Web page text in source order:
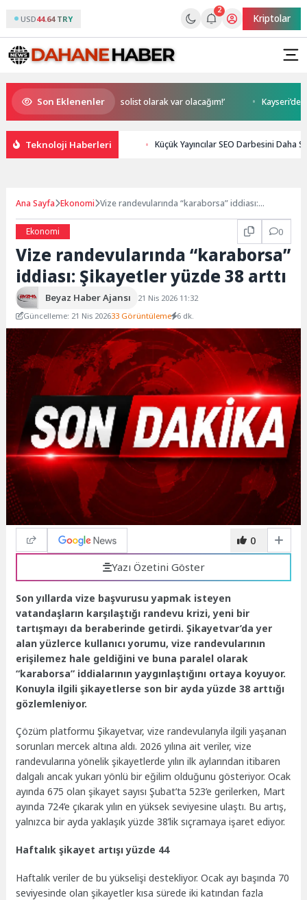
USD44.64 TRY
2
Kriptolar
Son Eklenenler
Magazin’de: ‘Son assolist olarak var olacağım!’ Kayseri’de
Teknoloji Haberleri Küçük Yayıncılar SEO Darbesini
Ana Sayfa Ekonomi Vize randevularında “karaborsa” iddiası:
Ekonomi
0
Vize randevularında “karaborsa”
iddiası: Şikayetler yüzde 38 arttı
Beyaz Haber Ajansı
21 Nis 2026 11:32
Güncelleme: 21 Nis 202633 Görüntüleme 6 dk.
0
Yazı Özetini Göster
Son yıllarda vize başvurusu yapmak isteyen
vatandaşların karşılaştığı randevu krizi, yeni bir
tartışmayı da beraberinde getirdi. Şikayetvar’da yer
alan yüzlerce kullanıcı yorumu, vize randevularının
erişilemez hale geldiğini ve buna paralel olarak
“karaborsa” iddialarının yaygınlaştığını ortaya koyuyor.
Konuyla ilgili şikayetlerse son bir ayda yüzde 38 arttığı
gözlemleniyor.
Çözüm platformu Şikayetvar, vize randevularıyla ilgili yaşanan
sorunları mercek altına aldı. 2026 yılına ait veriler, vize
randevularına yönelik şikayetlerde yılın ilk aylarından itibaren
dalgalı ancak yukarı yönlü bir eğilim olduğunu gösteriyor. Ocak
ayında 675 olan şikayet sayısı Şubat’ta 523’e gerilerken, Mart
ayında 724’e çıkarak yılın en yüksek seviyesine ulaştı. Bu artış,
yalnızca bir ayda yaklaşık yüzde 38’lik sıçramaya işaret ediyor.
Haftalık şikayet artışı yüzde 44
Haftalık veriler de bu yükselişi destekliyor. Ocak ayı başında 70
seviyesinde olan şikayetler kısa sürede iki katından fazla